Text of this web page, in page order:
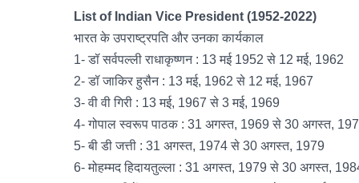
List of Indian Vice President (1952-2022)
भारत के उपराष्ट्रपति और उनका कार्यकाल
1- डॉ सर्वपल्ली राधाकृष्णन : 13 मई 1952 से 12 मई, 1962
2- डॉ जाकिर हुसैन : 13 मई, 1962 से 12 मई, 1967
3- वी वी गिरी : 13 मई, 1967 से 3 मई, 1969
4- गोपाल स्वरूप पाठक : 31 अगस्त, 1969 से 30 अगस्त,
5- बी डी जत्ती : 31 अगस्त, 1974 से 30 अगस्त, 1979
6- मोहम्मद हिदायतुल्ला : 31 अगस्त, 1979 से 30 अगस्त,